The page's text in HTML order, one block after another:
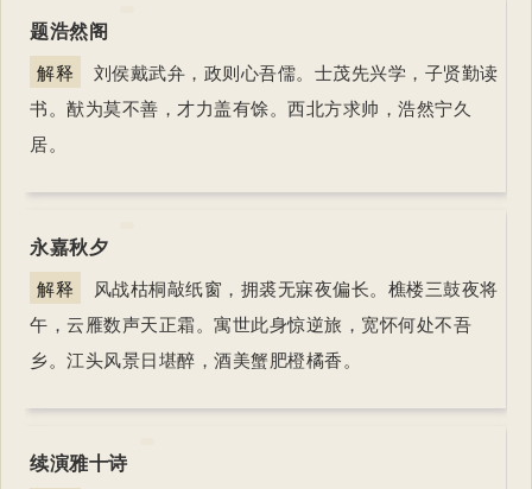
题浩然阁
解释
刘侯戴武弁，政则心吾儒。士茂先兴学，子贤勤读
书。猷为莫不善，才力盖有馀。西北方求帅，浩然宁久
居。
永嘉秋夕
解释
风战枯桐敲纸窗，拥裘无寐夜偏长。樵楼三鼓夜将
午，云雁数声天正霜。寓世此身惊逆旅，宽怀何处不吾
乡。江头风景日堪醉，酒美蟹肥橙橘香。
续演雅十诗